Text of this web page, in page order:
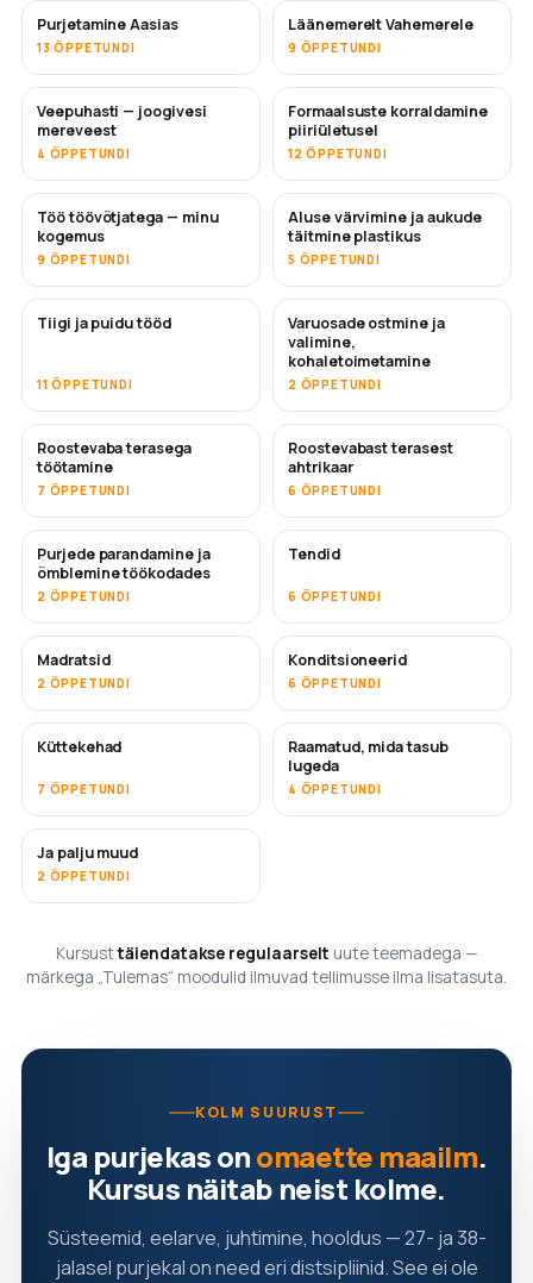
TULEMAS
Purjetamine Aasias
13 ÕPPETUNDI
TULEMAS
Läänemerelt Vahemerele
9 ÕPPETUNDI
TULEMAS
Veepuhasti — joogivesi
mereveest
4 ÕPPETUNDI
Formaalsuste korraldamine
piiriületusel
12 ÕPPETUNDI
TULEMAS
Töö töövõtjatega — minu
kogemus
9 ÕPPETUNDI
TULEMAS
Aluse värvimine ja aukude
täitmine plastikus
5 ÕPPETUNDI
Tiigi ja puidu tööd
11 ÕPPETUNDI
TULEMAS
Varuosade ostmine ja
valimine,
kohaletoimetamine
2 ÕPPETUNDI
TULEMAS
Roostevaba terasega
töötamine
7 ÕPPETUNDI
Roostevabast terasest
ahtrikaar
6 ÕPPETUNDI
TULEMAS
Purjede parandamine ja
õmblemine töökodades
2 ÕPPETUNDI
Tendid
6 ÕPPETUNDI
Madratsid
2 ÕPPETUNDI
TULEMAS
Konditsioneerid
6 ÕPPETUNDI
TULEMAS
Küttekehad
7 ÕPPETUNDI
TULEMAS
Raamatud, mida tasub
lugeda
4 ÕPPETUNDI
TULEMAS
Ja palju muud
2 ÕPPETUNDI
Kursusttäiendatakse regulaarselt uute teemadega —
märkega „Tulemas“ moodulid ilmuvad tellimusse ilma lisatasuta.
KOLM SUURUST
Iga purjekas onomaette maailm.
Kursus näitab neist kolme.
Süsteemid, eelarve, juhtimine, hooldus — 27- ja 38-
jalasel purjekal on need eri distsipliinid. See ei ole